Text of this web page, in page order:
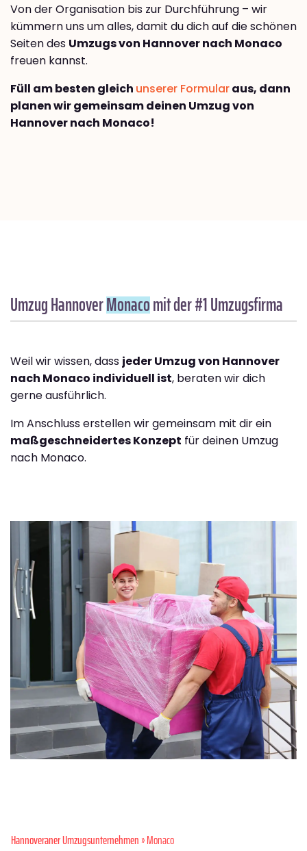
Von der Organisation bis zur Durchführung – wir
kümmern uns um alles, damit du dich auf die schönen
Seiten des Umzugs von Hannover nach Monaco
freuen kannst.
Füll am besten gleich unserer Formularaus, dann
planen wir gemeinsam deinen Umzug von
Hannover nach Monaco!
Umzug HannoverMonacomit der #1 Umzugsfirma
Weil wir wissen, dass jeder Umzug von Hannover
nach Monaco individuell ist, beraten wir dich
gerne ausführlich.
Im Anschluss erstellen wir gemeinsam mit dir ein
maßgeschneidertes Konzept für deinen Umzug
nach Monaco.
Hannoveraner Umzugsunternehmen» Monaco